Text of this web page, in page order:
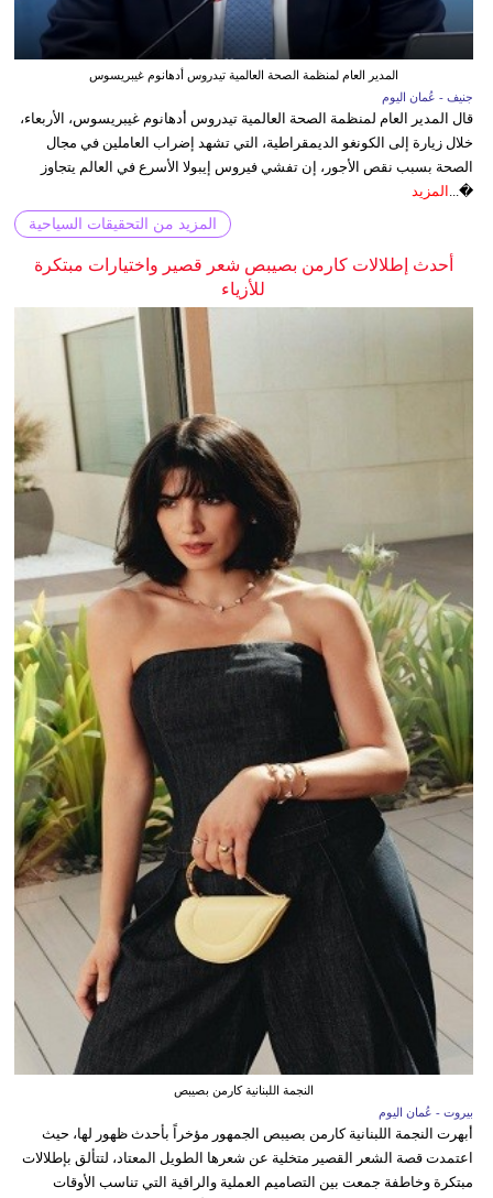
المدير العام لمنظمة الصحة العالمية تيدروس أدهانوم غيبريسوس
جنيف - عُمان اليوم
قال المدير العام لمنظمة الصحة العالمية تيدروس أدهانوم غيبريسوس، الأربعاء،
خلال زيارة إلى الكونغو الديمقراطية، التي تشهد إضراب العاملين في مجال
الصحة بسبب نقص الأجور، إن تفشي فيروس إيبولا الأسرع في العالم يتجاوز
�...
المزيد
المزيد من التحقيقات السياحية
أحدث إطلالات كارمن بصيبص شعر قصير واختيارات مبتكرة
للأزياء
النجمة اللبنانية كارمن بصيبص
بيروت - عُمان اليوم
أبهرت النجمة اللبنانية كارمن بصيبص الجمهور مؤخراً بأحدث ظهور لها، حيث
اعتمدت قصة الشعر القصير متخلية عن شعرها الطويل المعتاد، لتتألق بإطلالات
مبتكرة وخاطفة جمعت بين التصاميم العملية والراقية التي تناسب الأوقات